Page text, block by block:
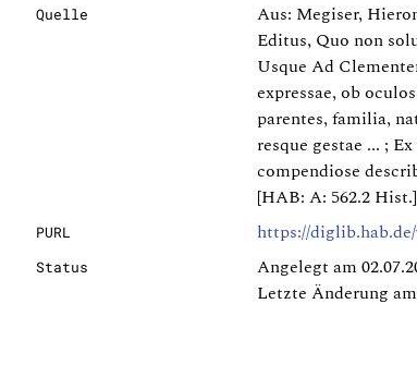
Quelle
Aus: Megiser,
Editus, Quo non
Usque Ad
expressae, ob
parentes, familia,
resque gestae ... ;
compendiose
[HAB: A: 562.2 Hist.]
PURL https://
Status
Angelegt am
Letzte Änderung am